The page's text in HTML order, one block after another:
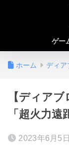
ゲー
ホーム ディア
【ディア
「超火力
2023年6月5日